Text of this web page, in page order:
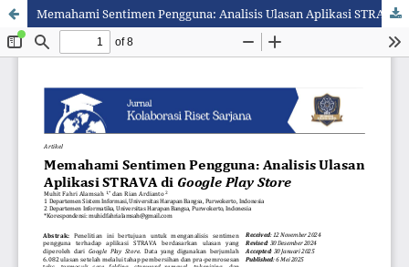
Memahami Sentimen Pengguna: Analisis Ulasan Aplikasi STRAVA di Google Play Store